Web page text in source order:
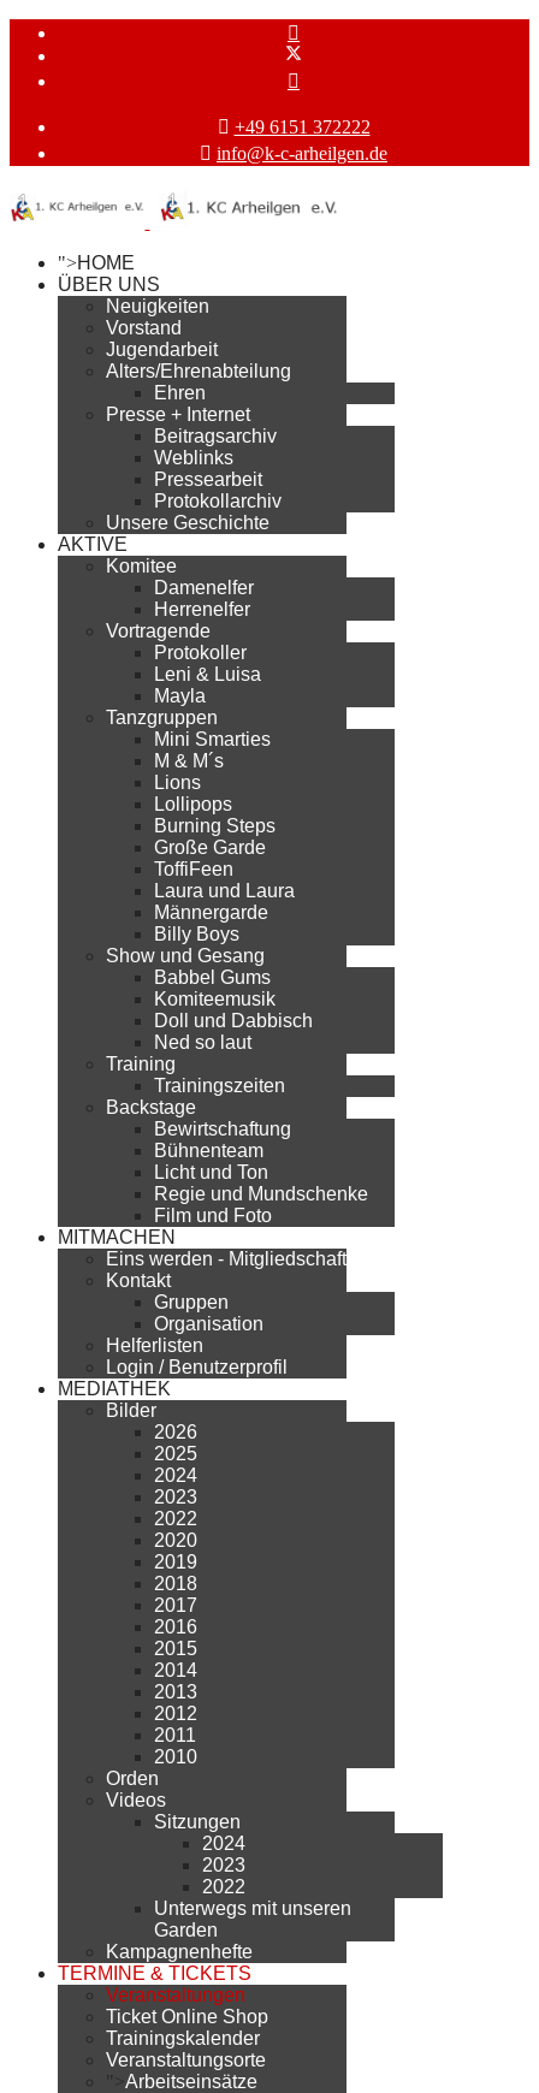
+49 6151 372222
info@k-c-arheilgen.de
">HOME
ÜBER UNS
Neuigkeiten
Vorstand
Jugendarbeit
Alters/Ehrenabteilung
Ehren
Presse + Internet
Beitragsarchiv
Weblinks
Pressearbeit
Protokollarchiv
Unsere Geschichte
AKTIVE
Komitee
Damenelfer
Herrenelfer
Vortragende
Protokoller
Leni & Luisa
Mayla
Tanzgruppen
Mini Smarties
M & M´s
Lions
Lollipops
Burning Steps
Große Garde
ToffiFeen
Laura und Laura
Männergarde
Billy Boys
Show und Gesang
Babbel Gums
Komiteemusik
Doll und Dabbisch
Ned so laut
Training
Trainingszeiten
Backstage
Bewirtschaftung
Bühnenteam
Licht und Ton
Regie und Mundschenke
Film und Foto
MITMACHEN
Eins werden - Mitgliedschaft
Kontakt
Gruppen
Organisation
Helferlisten
Login / Benutzerprofil
MEDIATHEK
Bilder
2026
2025
2024
2023
2022
2020
2019
2018
2017
2016
2015
2014
2013
2012
2011
2010
Orden
Videos
Sitzungen
2024
2023
2022
Unterwegs mit unseren
Garden
Kampagnenhefte
TERMINE & TICKETS
Veranstaltungen
Ticket Online Shop
Trainingskalender
Veranstaltungsorte
">Arbeitseinsätze